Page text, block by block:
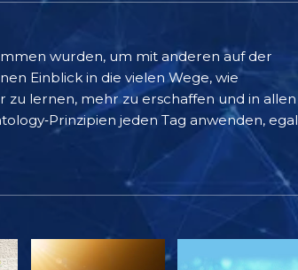
wurden, um mit anderen auf der
Einblick in die vielen Wege, wie
lernen, mehr zu erschaffen und in allen
jeden Tag anwenden, egal